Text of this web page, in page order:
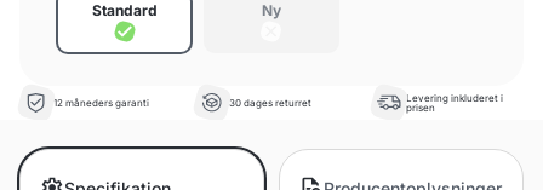
Standard Ny
12 måneders garanti 30 dages returret
Levering inkluderet i
prisen